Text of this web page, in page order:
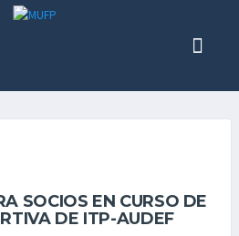
SOCIOS EN CURSO DE
DE ITP-AUDEF